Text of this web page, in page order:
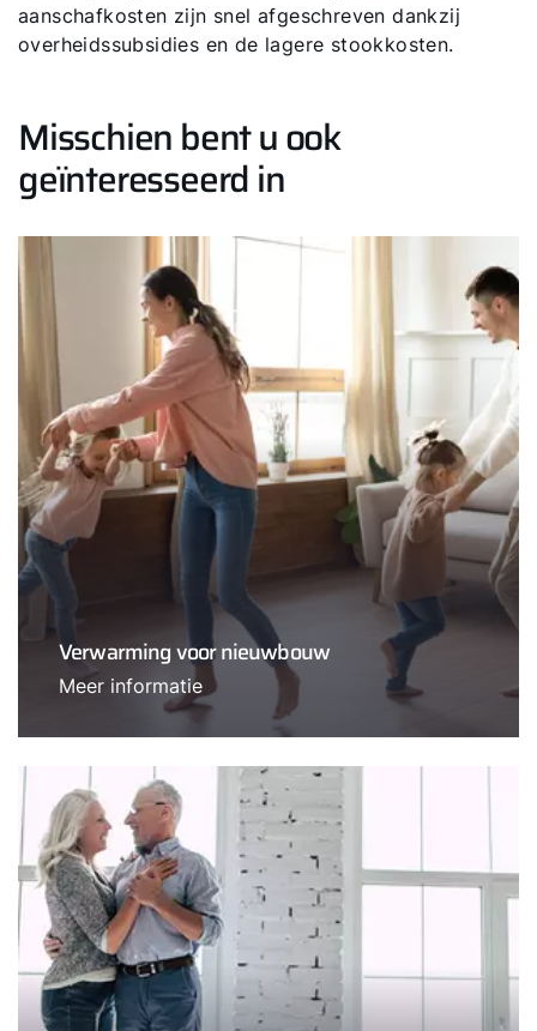
aanschafkosten zijn snel afgeschreven dankzij
overheidssubsidies en de lagere stookkosten.
Misschien bent u ook
geïnteresseerd in
Verwarming voor nieuwbouw
Meer informatie